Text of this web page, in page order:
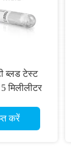
ब्लड टेस्ट
मिलीलीटर
करें